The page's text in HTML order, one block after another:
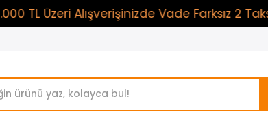
Alışverişinizde Vade Farksız 2 Taksit